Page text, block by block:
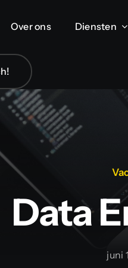
Over ons Diensten
Over ons Diensten
Data
juni